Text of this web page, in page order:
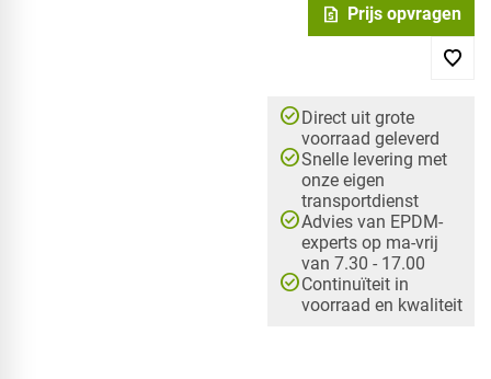
request_quote Prijs opvragen
check_circleDirect uit grote
voorraad geleverd
check_circleSnelle levering met
onze eigen
transportdienst
check_circleAdvies van EPDM-
experts op ma-vrij
van 7.30 - 17.00
check_circleContinuïteit in
voorraad en kwaliteit